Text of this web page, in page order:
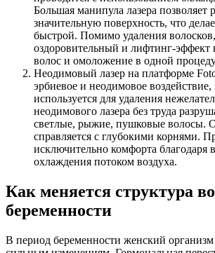
Большая манипула лазера позволяет
значительную поверхность, что
быстрой. Помимо удаления
оздоровительный и лифтинг-эффект
волос и омоложение в одной
Неодимовый лазер на платформе
эрбиевое и неодимовое воздействие,
используется для удаления
неодимового лазера без труда
светлые, рыжие, пушковые волосы.
справляется с глубокими корнями.
исключительно комфорта благодаря
охлаждения потоком воздуха.
Как меняется структура
беременности
В период беременности женский организм